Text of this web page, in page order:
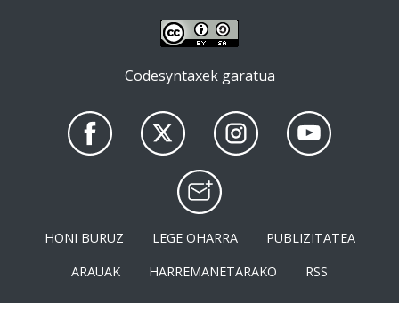
Codesyntaxek garatua
HONI BURUZ LEGE OHARRA
PUBLIZITATEA
ARAUAK
HARREMANETARAKO RSS